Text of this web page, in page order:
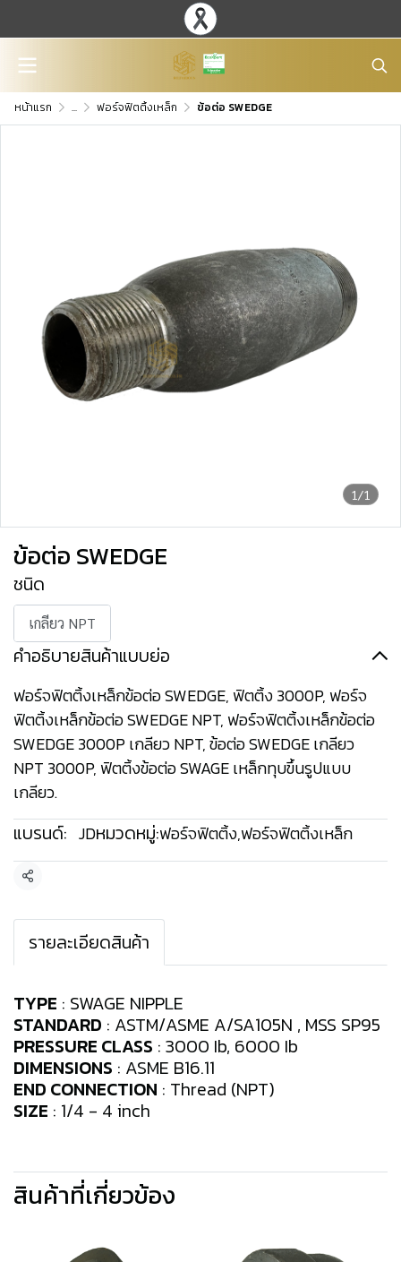
หน้าแรก ... ฟอร์จฟิตติ้งเหล็ก ข้อต่อ SWEDGE
1/1
ข้อต่อ SWEDGE
ชนิด
เกลียว NPT
คำอธิบายสินค้าแบบย่อ
ฟอร์จฟิตติ้งเหล็กข้อต่อ SWEDGE, ฟิตติ้ง 3000P, ฟอร์จ
ฟิตติ้งเหล็กข้อต่อ SWEDGE NPT, ฟอร์จฟิตติ้งเหล็กข้อต่อ
SWEDGE 3000P เกลียว NPT, ข้อต่อ SWEDGE เกลียว
NPT 3000P, ฟิตติ้งข้อต่อ SWAGE เหล็กทุบขึ้นรูปแบบ
เกลียว.
แบรนด์: JDหมวดหมู่:ฟอร์จฟิตติ้ง,ฟอร์จฟิตติ้งเหล็ก
แชร์
รายละเอียดสินค้า
TYPE : SWAGE NIPPLE
STANDARD : ASTM/ASME A/SA105N , MSS SP95
PRESSURE CLASS : 3000 Ib, 6000 Ib
DIMENSIONS : ASME B16.11
END CONNECTION : Thread (NPT)
SIZE : 1/4 - 4 inch
สินค้าที่เกี่ยวข้อง